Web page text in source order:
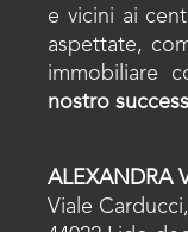
e vicini ai
aspettate,
immobiliare
nostro
ALEXANDRA
Viale